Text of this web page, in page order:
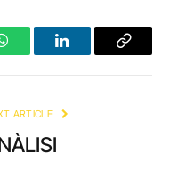
WhatsAppLinkedInCopy
ARTICLE